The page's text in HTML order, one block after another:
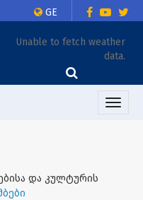
GE
Unable to fetch weather
data.
Toggle
და კულტურის